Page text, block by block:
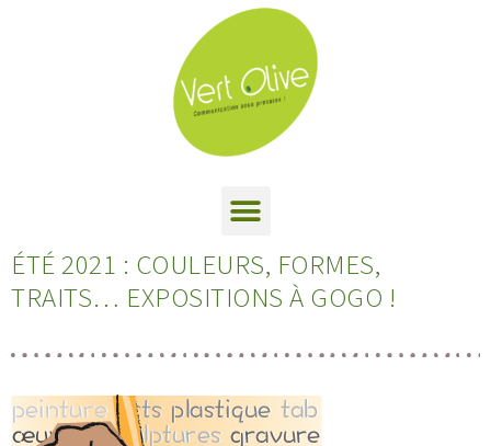
ÉTÉ 2021 : COULEURS, FORMES,
TRAITS… EXPOSITIONS À GOGO !